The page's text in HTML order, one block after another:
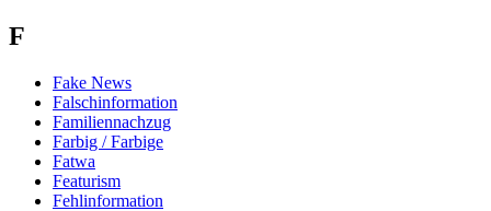
F
Fake News
Falschinformation
Familiennachzug
Farbig / Farbige
Fatwa
Featurism
Fehlinformation